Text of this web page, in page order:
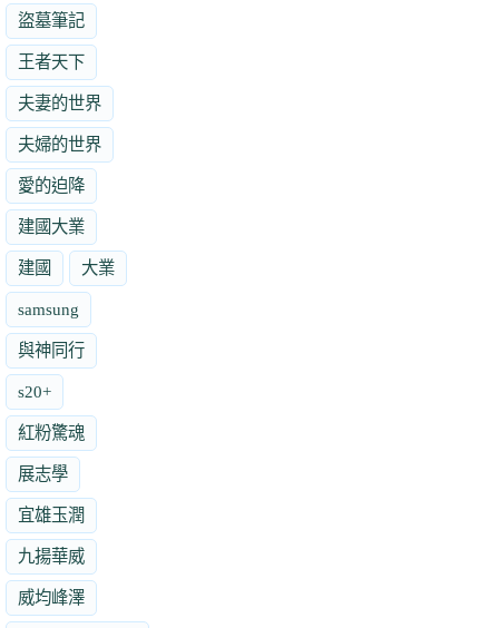
盜墓筆記
王者天下
夫妻的世界
夫婦的世界
愛的迫降
建國大業
建國 大業
samsung
與神同行
s20+
紅粉驚魂
展志學
宜雄玉潤
九揚華威
威均峰澤